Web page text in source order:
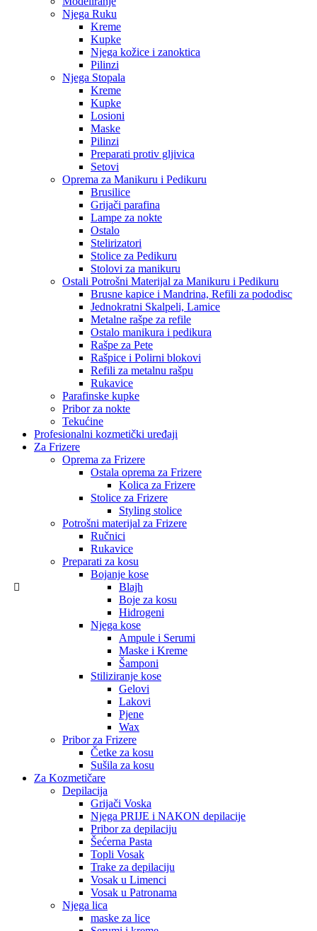
Njega Ruku
Kreme
Kupke
Njega kožice i zanoktica
Pilinzi
Njega Stopala
Kreme
Kupke
Losioni
Maske
Pilinzi
Preparati protiv gljivica
Setovi
Oprema za Manikuru i Pedikuru
Brusilice
Grijači parafina
Lampe za nokte
Ostalo
Stelirizatori
Stolice za Pedikuru
Stolovi za manikuru
Ostali Potrošni Materijal za Manikuru i Pedikuru
Brusne kapice i Mandrina, Refili za pododisc
Jednokratni Skalpeli, Lamice
Metalne rašpe za refile
Ostalo manikura i pedikura
Rašpe za Pete
Rašpice i Polirni blokovi
Refili za metalnu rašpu
Rukavice
Parafinske kupke
Pribor za nokte
Tekućine
Profesionalni kozmetički uređaji
Za Frizere
Oprema za Frizere
Ostala oprema za Frizere
Kolica za Frizere
Stolice za Frizere
Styling stolice
Potrošni materijal za Frizere
Ručnici
Rukavice
Preparati za kosu
Bojanje kose
Blajh
Boje za kosu
Hidrogeni
Njega kose
Ampule i Serumi
Maske i Kreme
Šamponi
Stiliziranje kose
Gelovi
Lakovi
Pjene
Wax
Pribor za Frizere
Četke za kosu
Sušila za kosu
Za Kozmetičare
Depilacija
Grijači Voska
Njega PRIJE i NAKON depilacije
Pribor za depilaciju
Šećerna Pasta
Topli Vosak
Trake za depilaciju
Vosak u Limenci
Vosak u Patronama
Njega lica
maske za lice